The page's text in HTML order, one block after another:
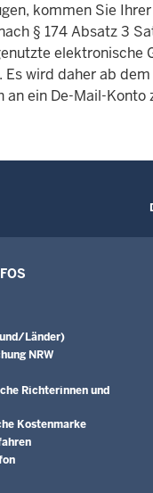
kommen Sie
§ 174 Absatz 3
elektronische
wird daher ab
ein De-Mail-Konto
Länder)
NRW
Richterinnen und
Kostenmarke